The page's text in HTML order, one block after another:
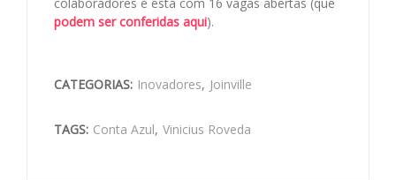
podem ser conferidas aqui).
CATEGORIAS: Inovadores, Joinville
TAGS: Conta Azul, Vinicius Roveda